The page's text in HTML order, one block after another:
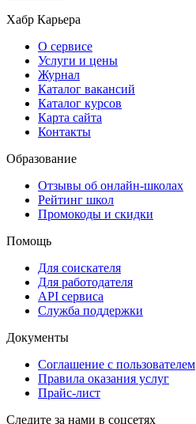
Хабр Карьера
О сервисе
Услуги и цены
Журнал
Каталог вакансий
Каталог курсов
Карта сайта
Контакты
Образование
Отзывы об онлайн-школах
Рейтинг школ
Промокоды и скидки
Помощь
Для соискателя
Для работодателя
API сервиса
Служба поддержки
Документы
Соглашение с пользователем
Правила оказания услуг
Прайс-лист
Следите за нами в соцсетях